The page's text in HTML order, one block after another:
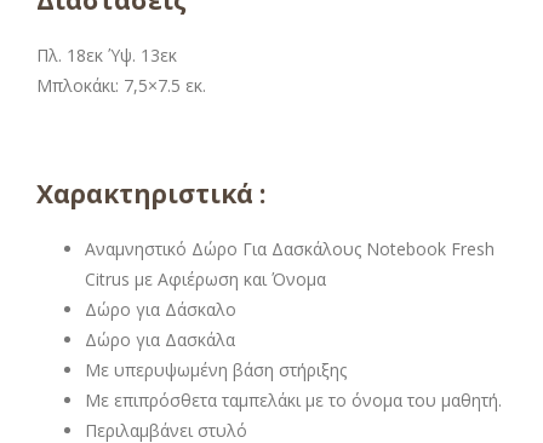
Πλ. 18εκ Ύψ. 13εκ
Μπλοκάκι: 7,5×7.5 εκ.
Χαρακτηριστικά :
Αναμνηστικό Δώρο Για Δασκάλους Notebook Fresh
Citrus με Αφιέρωση και Όνομα
Δώρο για Δάσκαλο
Δώρο για Δασκάλα
Με υπερυψωμένη βάση στήριξης
Με επιπρόσθετα ταμπελάκι με το όνομα του μαθητή.
Περιλαμβάνει στυλό